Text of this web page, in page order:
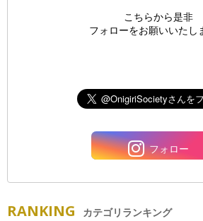
こちらから是非
フォローをお願いいたし
フォロー
RANKING カテゴリランキング